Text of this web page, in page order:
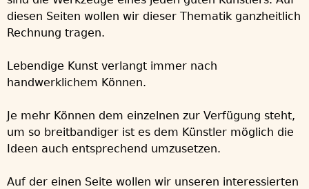
diesen Seiten wollen wir dieser Thematik ganzheitlich
Rechnung tragen.
Lebendige Kunst verlangt immer nach
handwerklichem Können.
Je mehr Können dem einzelnen zur Verfügung steht,
um so breitbandiger ist es dem Künstler möglich die
Ideen auch entsprechend umzusetzen.
Auf der einen Seite wollen wir unseren interessierten